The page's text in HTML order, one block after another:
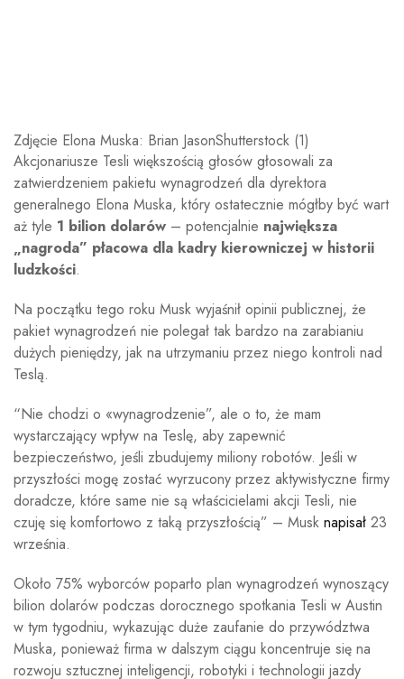
Zdjęcie Elona Muska: Brian JasonShutterstock (1)
Akcjonariusze Tesli większością głosów głosowali za
zatwierdzeniem pakietu wynagrodzeń dla dyrektora
generalnego Elona Muska, który ostatecznie mógłby być wart
aż tyle 1 bilion dolarów – potencjalnie największa
„nagroda” płacowa dla kadry kierowniczej w historii
ludzkości.
Na początku tego roku Musk wyjaśnił opinii publicznej, że
pakiet wynagrodzeń nie polegał tak bardzo na zarabianiu
dużych pieniędzy, jak na utrzymaniu przez niego kontroli nad
Teslą.
“Nie chodzi o «wynagrodzenie”, ale o to, że mam
wystarczający wpływ na Teslę, aby zapewnić
bezpieczeństwo, jeśli zbudujemy miliony robotów. Jeśli w
przyszłości mogę zostać wyrzucony przez aktywistyczne firmy
doradcze, które same nie są właścicielami akcji Tesli, nie
czuję się komfortowo z taką przyszłością” – Musk napisał 23
września.
Około 75% wyborców poparło plan wynagrodzeń wynoszący
bilion dolarów podczas dorocznego spotkania Tesli w Austin
w tym tygodniu, wykazując duże zaufanie do przywództwa
Muska, ponieważ firma w dalszym ciągu koncentruje się na
rozwoju sztucznej inteligencji, robotyki i technologii jazdy